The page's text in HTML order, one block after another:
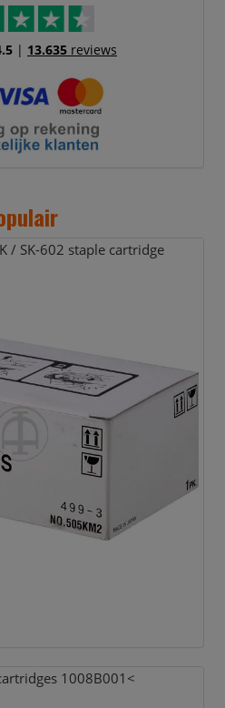
| 13.635reviews
/ SK-602 staple cartridge
1008B001<